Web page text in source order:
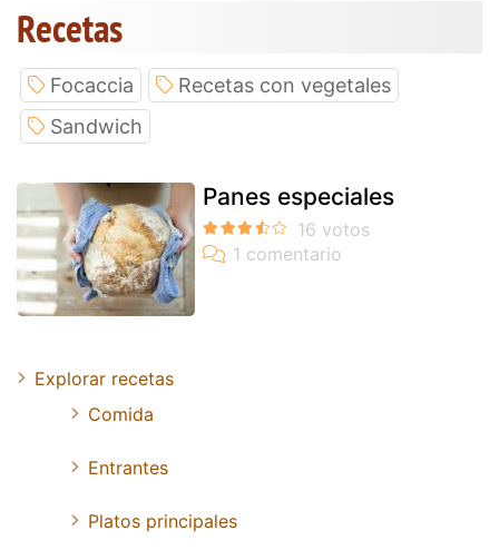
Recetas
Focaccia
Recetas con vegetales
Sandwich
Panes especiales
Explorar recetas
Comida
Entrantes
Platos principales